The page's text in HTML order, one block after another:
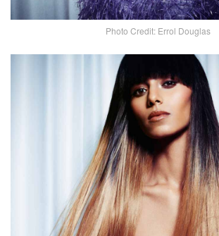
Photo Credit: Errol Douglas